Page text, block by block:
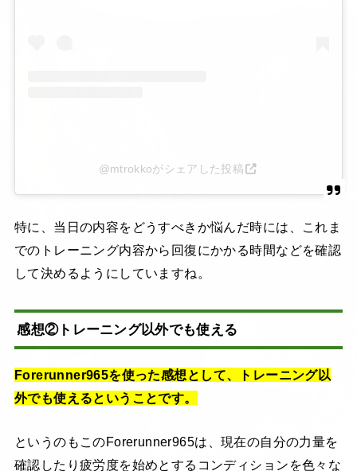
@mtrokkoがシェアした投稿
特に、当日の内容をどうすべきか悩んだ時には、これま
でのトレーニング内容から回復にかかる時間などを確認
して決めるようにしていますね。
感想②トレーニング以外でも使える
Forerunner965を使った感想として、トレーニング以
外でも使えるということです。
というのもこのForerunner965は、現在の自分の力量を
確認したり疲労度を始めとするコンディションを色々な